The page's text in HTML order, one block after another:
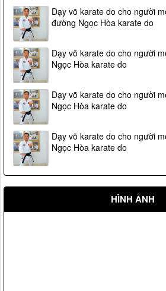
Dạy võ karate do cho người
đường Ngọc Hòa karate do
Dạy võ karate do cho người
Ngọc Hòa karate do
Dạy võ karate do cho người
Ngọc Hòa karate do
Dạy võ karate do cho người
Ngọc Hòa karate do
HÌNH ẢNH